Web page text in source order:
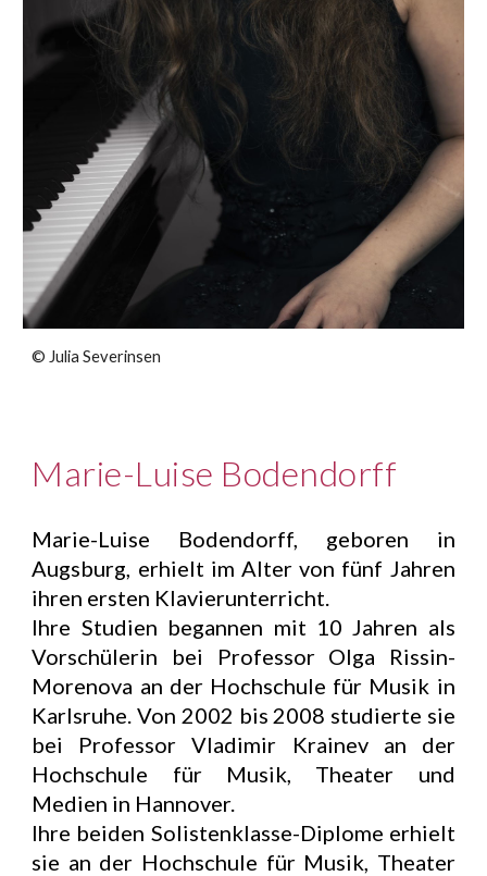
© Julia Severinsen
Marie-Luise Bodendorff
Marie-Luise Bodendorff, geboren in
Augsburg, erhielt im Alter von fünf Jahren
ihren ersten Klavierunterricht.
Ihre Studien begannen mit 10 Jahren als
Vorschülerin bei Professor Olga Rissin-
Morenova an der Hochschule für Musik in
Karlsruhe. Von 2002 bis 2008 studierte sie
bei Professor Vladimir Krainev an der
Hochschule für Musik, Theater und
Medien in Hannover.
Ihre beiden Solistenklasse-Diplome erhielt
sie an der Hochschule für Musik, Theater